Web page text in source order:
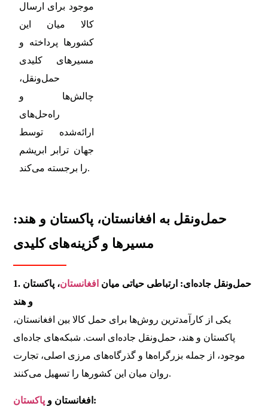
موجود برای ارسال
کالا میان این
کشورها پرداخته و
مسیرهای کلیدی
حمل‌ونقل،
چالش‌ها و
راه‌حل‌های
ارائه‌شده توسط
جهان ترابر ابریشم
را برجسته می‌کند.
حمل‌ونقل به افغانستان، پاکستان و هند:
مسیرها و گزینه‌های کلیدی
1. حمل‌ونقل جاده‌ای: ارتباطی حیاتی میان افغانستان، پاکستان
و هند
یکی از کارآمدترین روش‌ها برای حمل کالا بین افغانستان،
پاکستان و هند، حمل‌ونقل جاده‌ای است. شبکه‌های جاده‌ای
موجود، از جمله بزرگراه‌ها و گذرگاه‌های مرزی اصلی، تجارت
روان میان این کشورها را تسهیل می‌کنند.
افغانستان و پاکستان
: